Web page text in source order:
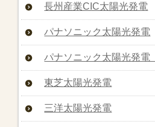
長州産業CIC太陽光発電
パナソニック太陽光発電
パナソニック太陽光発
東芝太陽光発電
三洋太陽光発電